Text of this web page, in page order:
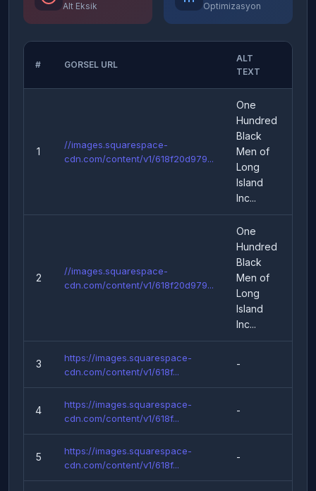
Alt Eksik Optimizasyon
# GORSEL URL
ALT
TEXT
1
//images.squarespace-
cdn.com/content/v1/618f20d979...
One
Hundred
Black
Men of
Long
Island
Inc...
2
//images.squarespace-
cdn.com/content/v1/618f20d979...
One
Hundred
Black
Men of
Long
Island
Inc...
3
https://images.squarespace-
cdn.com/content/v1/618f...
-
4
https://images.squarespace-
cdn.com/content/v1/618f...
-
5
https://images.squarespace-
cdn.com/content/v1/618f...
-